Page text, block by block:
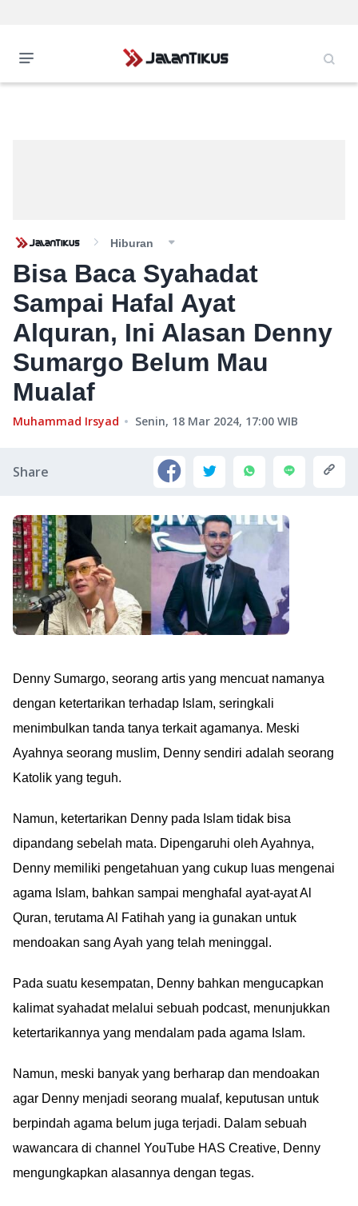
Hiburan
Bisa Baca Syahadat
Sampai Hafal Ayat
Alquran, Ini Alasan Denny
Sumargo Belum Mau
Mualaf
Muhammad Irsyad Senin, 18 Mar 2024, 17:00 WIB
Share
Denny Sumargo, seorang artis yang mencuat namanya
dengan ketertarikan terhadap Islam, seringkali
menimbulkan tanda tanya terkait agamanya. Meski
Ayahnya seorang muslim, Denny sendiri adalah seorang
Katolik yang teguh.
Namun, ketertarikan Denny pada Islam tidak bisa
dipandang sebelah mata. Dipengaruhi oleh Ayahnya,
Denny memiliki pengetahuan yang cukup luas mengenai
agama Islam, bahkan sampai menghafal ayat-ayat Al
Quran, terutama Al Fatihah yang ia gunakan untuk
mendoakan sang Ayah yang telah meninggal.
Pada suatu kesempatan, Denny bahkan mengucapkan
kalimat syahadat melalui sebuah podcast, menunjukkan
ketertarikannya yang mendalam pada agama Islam.
Namun, meski banyak yang berharap dan mendoakan
agar Denny menjadi seorang mualaf, keputusan untuk
berpindah agama belum juga terjadi. Dalam sebuah
wawancara di channel YouTube HAS Creative, Denny
mengungkapkan alasannya dengan tegas.